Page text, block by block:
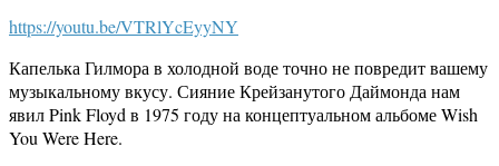
https://youtu.be/VTRlYcEyyNY
Капелька Гилмора в холодной воде точно не повредит вашему
музыкальному вкусу. Сияние Крейзанутого Даймонда нам
явил Pink Floyd в 1975 году на концептуальном альбоме Wish
You Were Here.